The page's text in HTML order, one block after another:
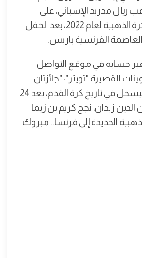
ريال مدريد الإسباني، على
التتويج بجائزة الكرة الذهبية لعام 2022، بعد الحفل
العاصمة الفرنسية باريس.
حسابه في موقع التواصل
القصيرة "تويتر": "جائزتان
ورقم قياسي سيسجل في تاريخ كرة القدم، بعد 24
زيدان، نجح کریم بن زيما
الجديدة إلى فرنسا.. مبروك